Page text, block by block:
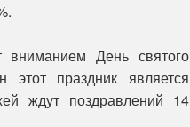
День святого
праздник является
ждут поздравлений 14